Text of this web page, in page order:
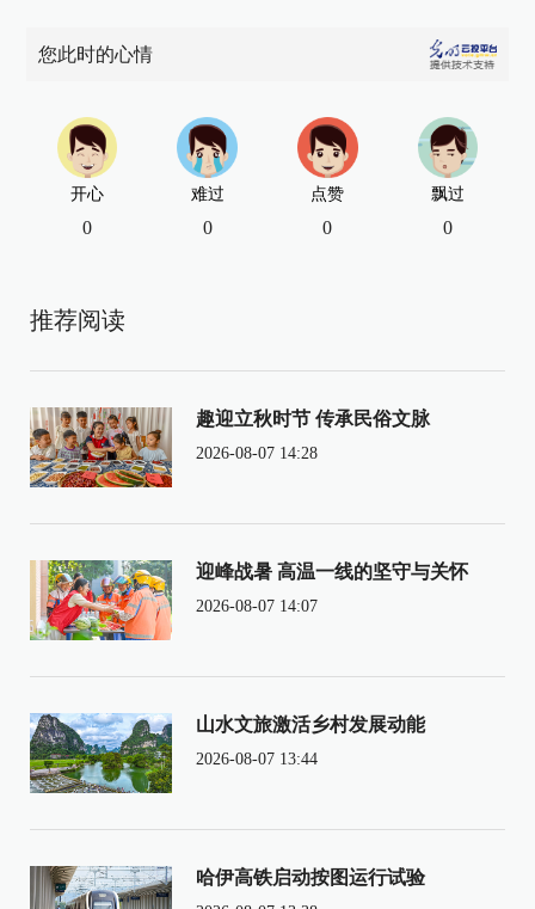
您此时的心情
开心
0
难过
0
点赞
0
飘过
0
推荐阅读
趣迎立秋时节 传承民俗文脉
2026-08-07 14:28
迎峰战暑 高温一线的坚守与关怀
2026-08-07 14:07
山水文旅激活乡村发展动能
2026-08-07 13:44
哈伊高铁启动按图运行试验